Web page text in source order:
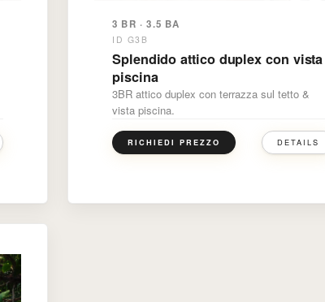
3 BR · 3.5 BA
ID G3B
Splendido attico duplex con vista
piscina
3BR attico duplex con terrazza sul tetto &
vista piscina.
RICHIEDI PREZZO DETAILS